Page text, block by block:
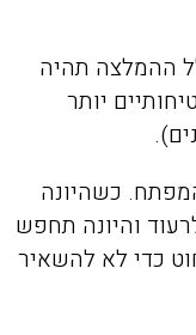
ההמלצה תהיה
יותר
כשהיונה
והיונה תחפש
כדי לא להשאיר